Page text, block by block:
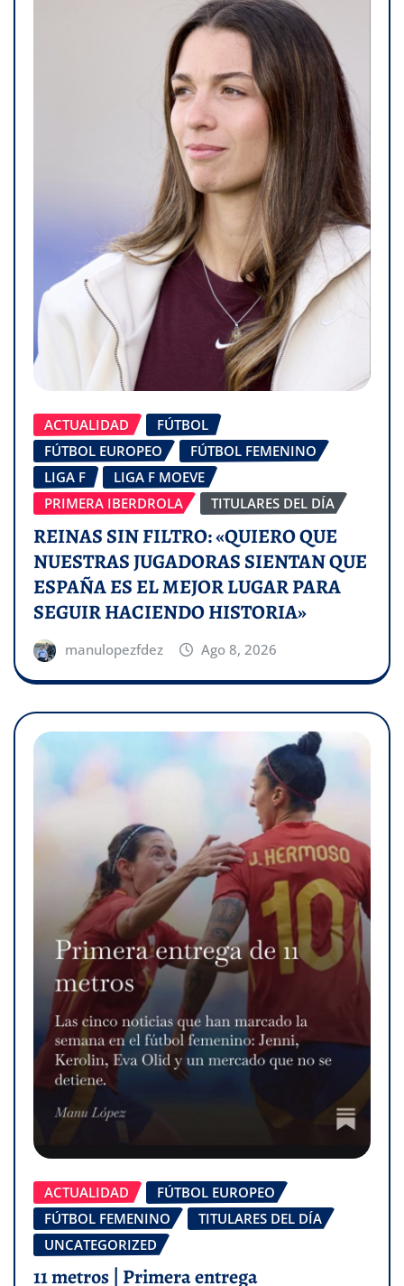
ACTUALIDAD
FÚTBOL
FÚTBOL EUROPEO
FÚTBOL FEMENINO
LIGA F
LIGA F MOEVE
PRIMERA IBERDROLA
TITULARES DEL DÍA
REINAS SIN FILTRO: «QUIERO QUE
NUESTRAS JUGADORAS SIENTAN QUE
ESPAÑA ES EL MEJOR LUGAR PARA
SEGUIR HACIENDO HISTORIA»
manulopezfdez Ago 8, 2026
ACTUALIDAD
FÚTBOL EUROPEO
FÚTBOL FEMENINO
TITULARES DEL DÍA
UNCATEGORIZED
11 metros | Primera entrega